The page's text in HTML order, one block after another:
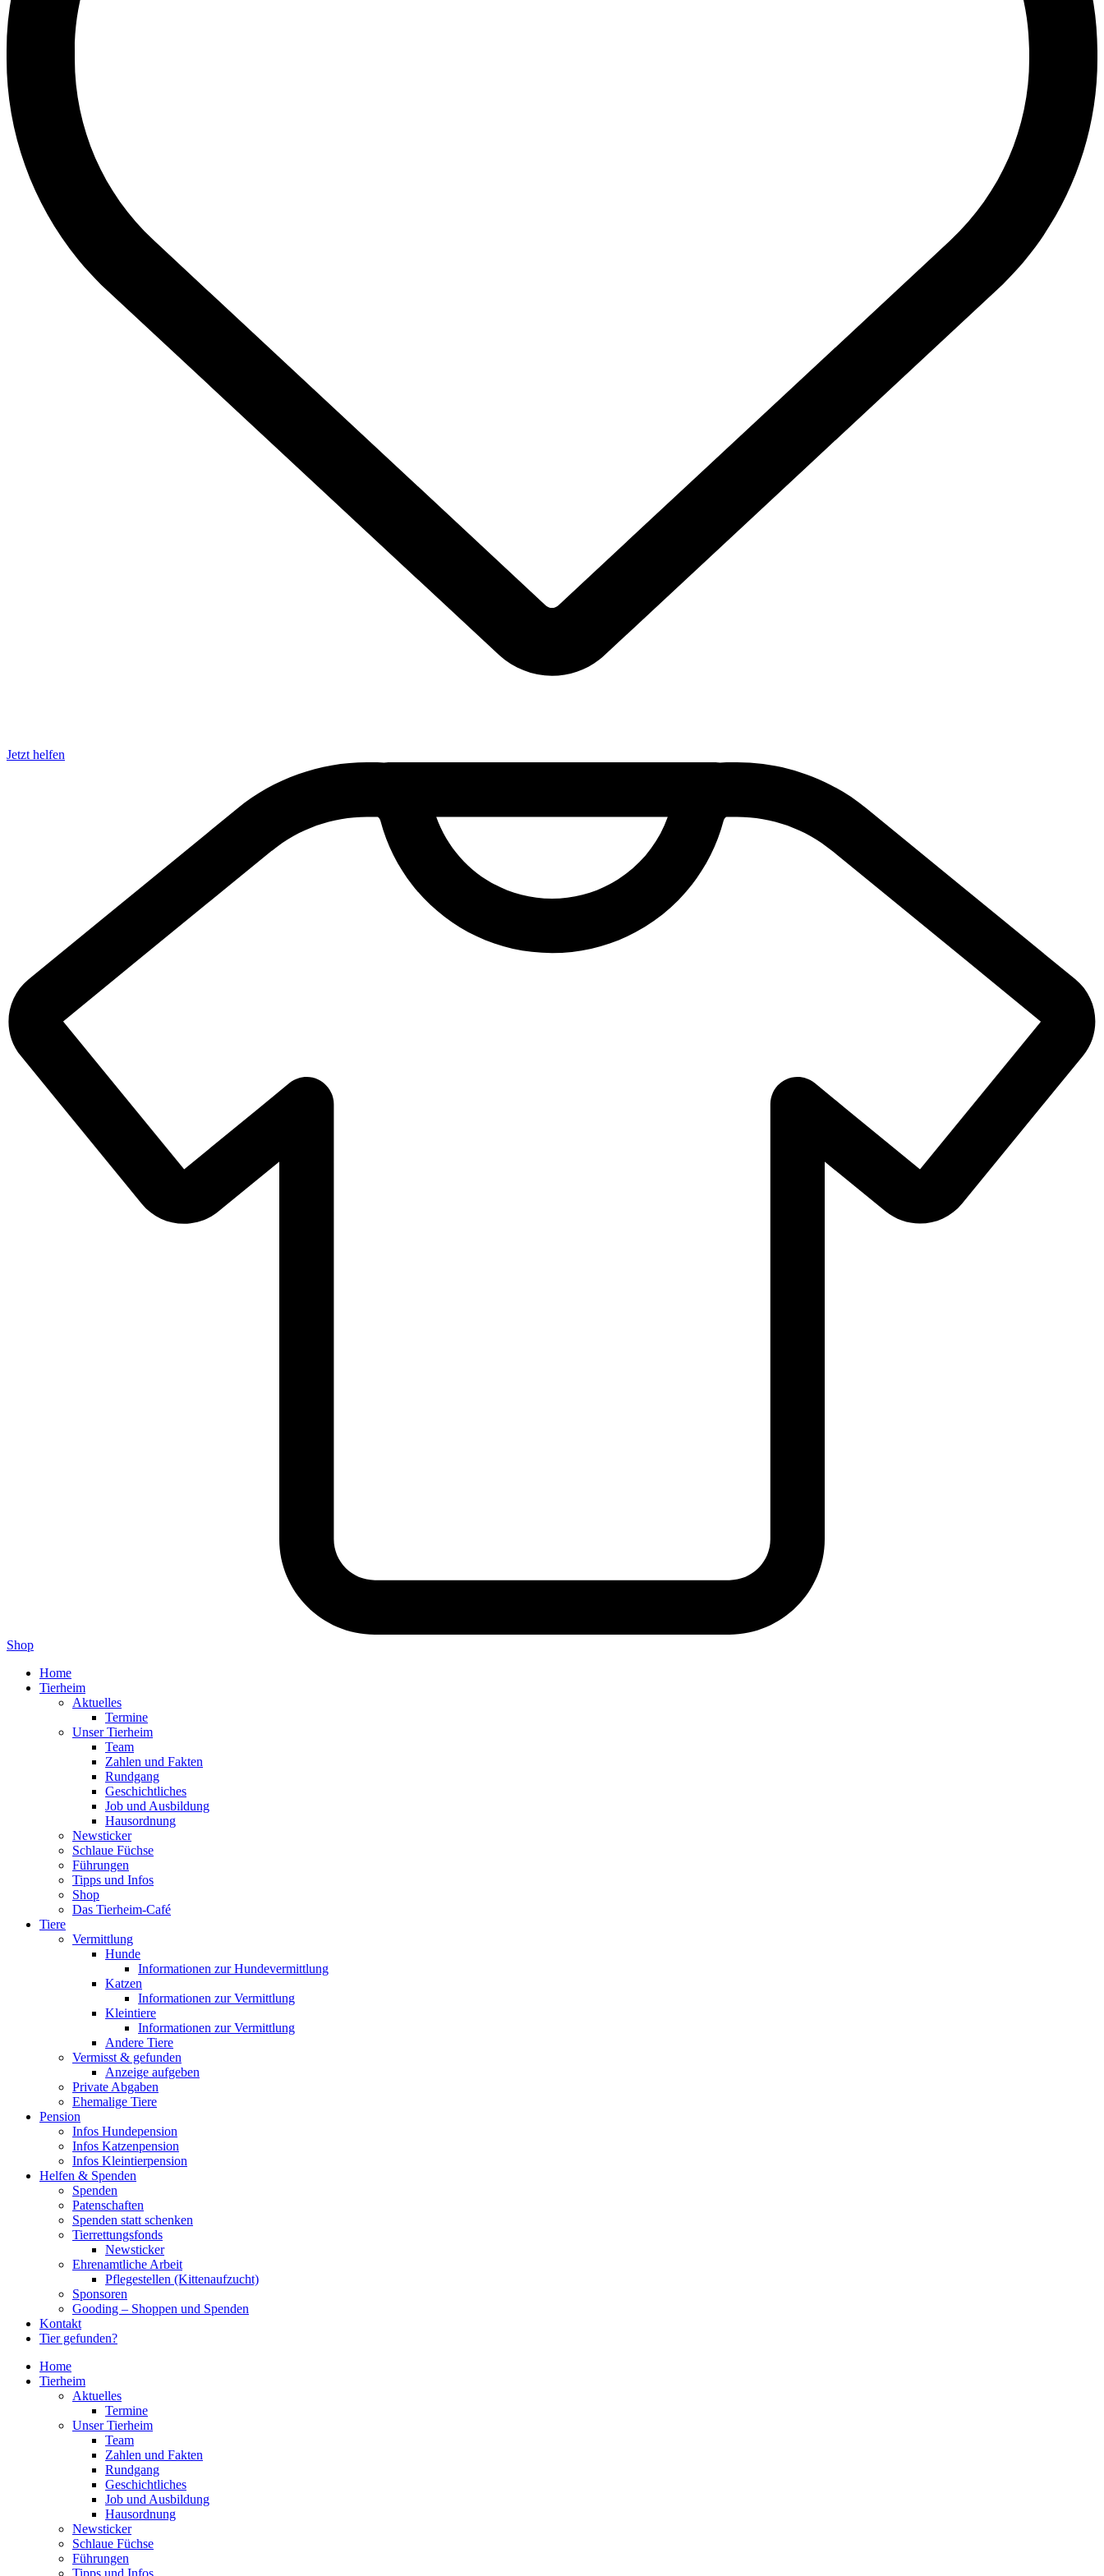
Jetzt helfen
Shop
Home
Tierheim
Aktuelles
Termine
Unser Tierheim
Team
Zahlen und Fakten
Rundgang
Geschichtliches
Job und Ausbildung
Hausordnung
Newsticker
Schlaue Füchse
Führungen
Tipps und Infos
Shop
Das Tierheim-Café
Tiere
Vermittlung
Hunde
Informationen zur Hundevermittlung
Katzen
Informationen zur Vermittlung
Kleintiere
Informationen zur Vermittlung
Andere Tiere
Vermisst & gefunden
Anzeige aufgeben
Private Abgaben
Ehemalige Tiere
Pension
Infos Hundepension
Infos Katzenpension
Infos Kleintierpension
Helfen & Spenden
Spenden
Patenschaften
Spenden statt schenken
Tierrettungsfonds
Newsticker
Ehrenamtliche Arbeit
Pflegestellen (Kittenaufzucht)
Sponsoren
Gooding – Shoppen und Spenden
Kontakt
Tier gefunden?
Home
Tierheim
Aktuelles
Termine
Unser Tierheim
Team
Zahlen und Fakten
Rundgang
Geschichtliches
Job und Ausbildung
Hausordnung
Newsticker
Schlaue Füchse
Führungen